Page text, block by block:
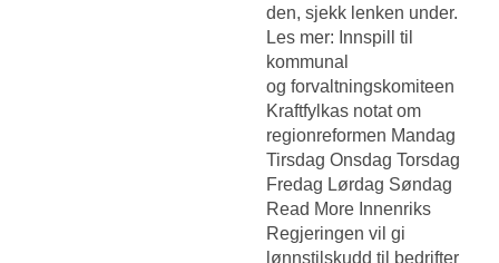
den, sjekk lenken under.
Les mer: Innspill til
kommunal
og forvaltningskomiteen
Kraftfylkas notat om
regionreformen Mandag
Tirsdag Onsdag Torsdag
Fredag Lørdag Søndag
Read More Innenriks
Regjeringen vil gi
lønnstilskudd til bedrifter